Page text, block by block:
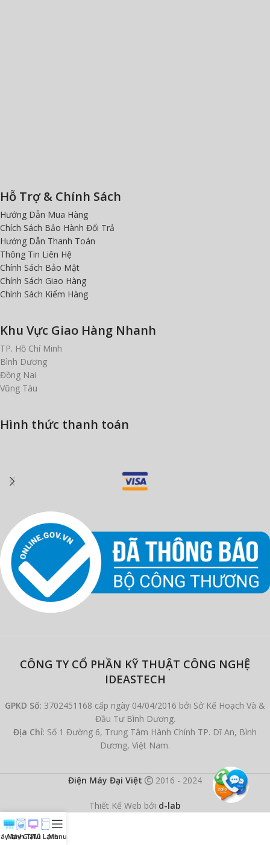
Hỗ Trợ & Chính Sách
Hướng Dẫn Mua Hàng
Chích Sách Bảo Hành Đổi Trả
Hướng Dẫn Thanh Toán
Thông Tin Liên Hệ
Chính Sách Bảo Mật
Chính Sách Giao Hàng
Chính Sách Kiểm Hàng
Khu Vực Giao Hàng Nhanh
TP. Hồ Chí Minh
Bình Dương
Đồng Nai
Vũng Tàu
Hình thức thanh toán
CÔNG TY CỔ PHẦN KỸ THUẬT CÔNG NGHỆ
IDEASTECH
GPKD Số: 3702451168 cấp ngày 04/04/2016 bởi Sở Kế Hoạch Và &
Đầu Tư Bình Dương.
Địa Chỉ: Số 1 Đường 6, Trung Tâm Hành Chính TP. Dĩ An, Bình
Dương, Việt Nam.
Điện Máy Đại Việt 2016 - 2024
Thiết Kế Web bởi d-lab
lạnh
Máy Giặt
Ti ViTủ Lạnh
Menu